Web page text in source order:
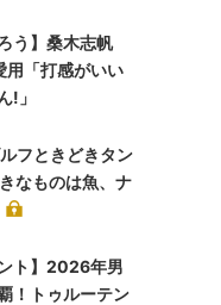
う】桑木志帆
用「打感がいい
!」
ルフときどきタン
なものは魚、ナ
ト】2026年男
！トゥルーテン